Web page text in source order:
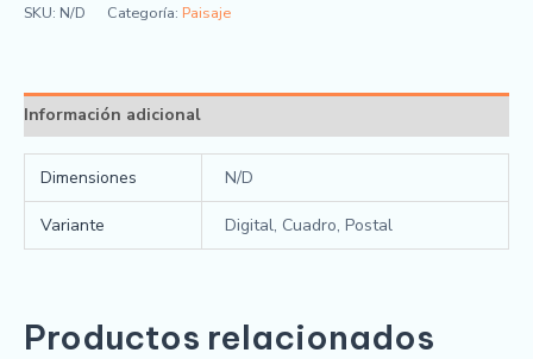
SKU: N/D Categoría: Paisaje
Información adicional
Dimensiones N/D
Variante Digital, Cuadro, Postal
Productos relacionados